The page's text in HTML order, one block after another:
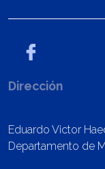
Dirección
Eduardo Victor
Departamento de